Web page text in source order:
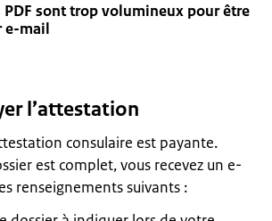
PDF sont trop volumineux pour être
e-mail
l’attestation
consulaire est payante.
est complet, vous recevez un e-
renseignements suivants :